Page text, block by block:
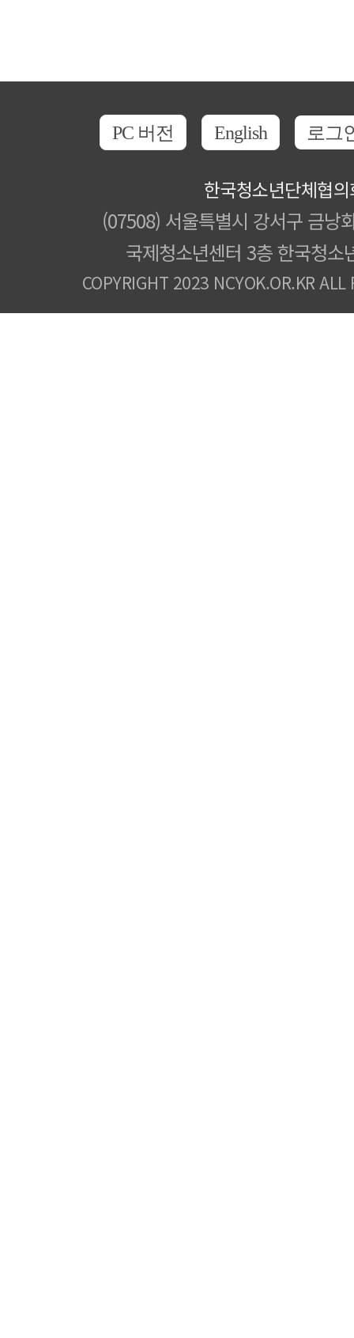
PC 버전 English 로그
한국청소년단체협
(07508) 서울특별시 강서구 금낭
국제청소년센터 3층 한국청소
COPYRIGHT 2023 NCYOK.OR.KR ALL